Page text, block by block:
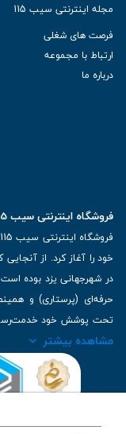
مجله اینترنتی سیب 115
فرصت های شغلی
ارتباط با مجموعه
درباره ما
فروشگاه اینترنتی سیب 115
در شهرجهانی یزد بوده
حرفه‌ای (پرستاری) و
تحت پوشش خود
برترین برندهای موجود در
| تلفن تماس : 36333383-035 | ایمیل: Info@Sib115.com
مشاهده بیشتر